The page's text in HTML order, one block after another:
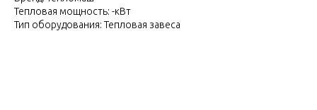
Тепловая мощность: -кВт
Тип оборудования: Тепловая завеса